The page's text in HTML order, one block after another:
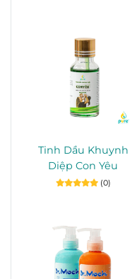
Tinh Dầu Khuynh
Diệp Con Yêu
(0)